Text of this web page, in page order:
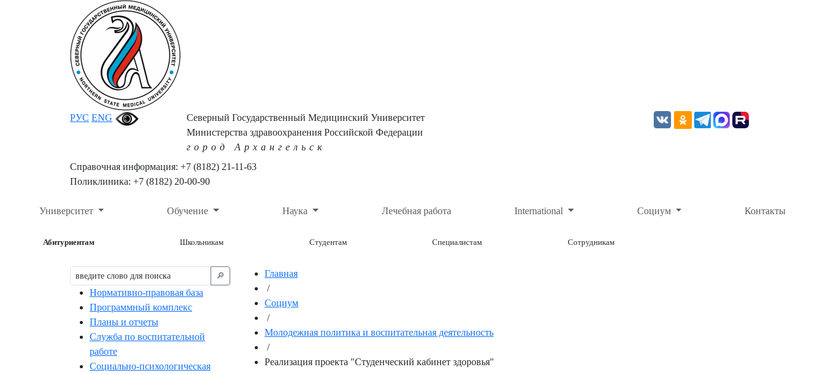
РУС ENG
Северный Государственный Медицинский Университет
Министерства здравоохранения Российской Федерации
город Архангельск
Справочная информация: +7 (8182) 21-11-63
Поликлиника: +7 (8182) 20-00-90
Университет Обучение Наука Лечебная работа International Социум Контакты
Абитуриентам Школьникам Студентам Специалистам Сотрудникам
🔎︎
Нормативно-правовая база
Программный комплекс
Планы и отчеты
Служба по воспитательной
работе
Социально-психологическая
Главная
/
Социум
/
Молодежная политика и воспитательная деятельность
/
Реализация проекта "Студенческий кабинет здоровья"